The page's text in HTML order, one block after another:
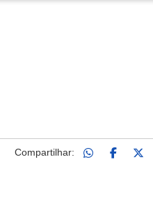
Compartilhar: